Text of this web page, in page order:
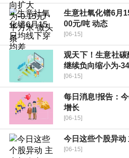
生意社氧化镨6月
00元/吨 动态
[06-15]
观天下！生意社
继续负向缩小为-
[06-15]
每日消息!报告：
增长
[06-15]
今日这些个股异动
[06-15]